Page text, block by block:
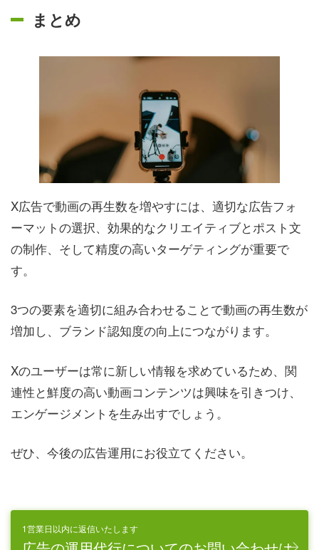
まとめ
X広告で動画の再生数を増やすには、適切な広告フォ
ーマットの選択、効果的なクリエイティブとポスト文
の制作、そして精度の高いターゲティングが重要で
す。
3つの要素を適切に組み合わせることで動画の再生数が
増加し、ブランド認知度の向上につながります。
Xのユーザーは常に新しい情報を求めているため、関
連性と鮮度の高い動画コンテンツは興味を引きつけ、
エンゲージメントを生み出すでしょう。
ぜひ、今後の広告運用にお役立てください。
1営業日以内に返信いたします